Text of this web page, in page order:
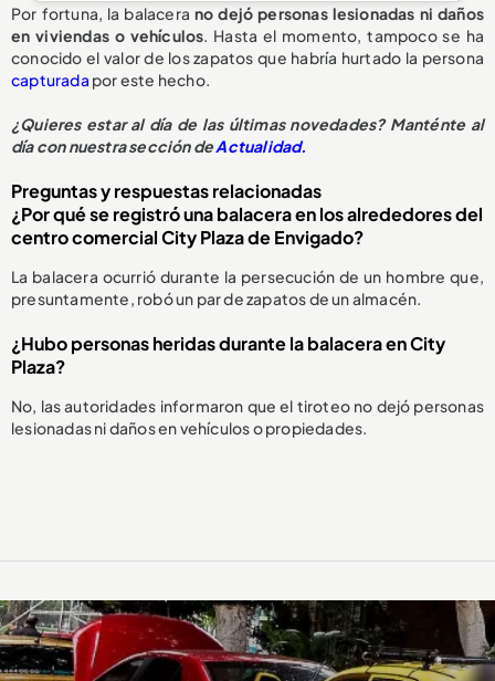
Por fortuna, la balacerano dejó personas lesionadas ni daños
en viviendas o vehículos. Hasta el momento, tampoco se ha
conocido el valor de los zapatos que habría hurtado la persona
capturada por este hecho.
¿Quieres estar al día de las últimas novedades? Manténte al
día con nuestra sección deActualidad.
Preguntas y respuestas relacionadas
¿Por qué se registró una balacera en los alrededores del
centro comercial City Plaza de Envigado?
La balacera ocurrió durante la persecución de un hombre que,
presuntamente, robó un par de zapatos de un almacén.
¿Hubo personas heridas durante la balacera en City
Plaza?
No, las autoridades informaron que el tiroteo no dejó personas
lesionadas ni daños en vehículos o propiedades.